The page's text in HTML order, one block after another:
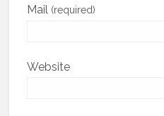
Mail (required)
Website